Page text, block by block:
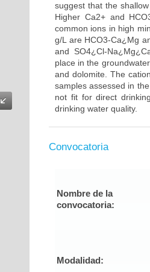
suggest that the
Higher Ca2+ and
common ions in high
g/L are HCO3-Ca¿Mg
and SO4¿Cl-
place in the
and dolomite. The
samples assessed in
not fit for direct
drinking water quality.
Convocatoria
Nombre de la
convocatoria:
Modalidad: